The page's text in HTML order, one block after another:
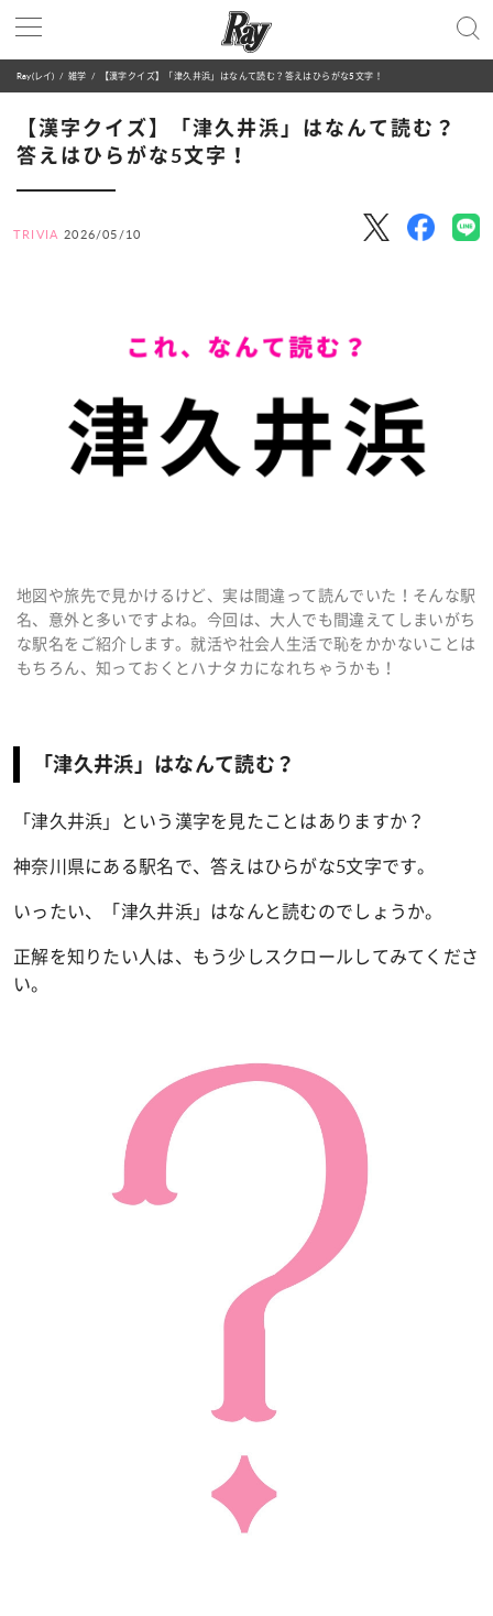
Ray(レイ) 雑学 【漢字クイズ】「津久井浜」はなんて読む？答えはひらがな5文字！
【漢字クイズ】「津久井浜」はなんて読む？
答えはひらがな5文字！
TRIVIA 2026/05/10
地図や旅先で見かけるけど、実は間違って読んでいた！そんな駅
名、意外と多いですよね。今回は、大人でも間違えてしまいがち
な駅名をご紹介します。就活や社会人生活で恥をかかないことは
もちろん、知っておくとハナタカになれちゃうかも！
「津久井浜」はなんて読む？
「津久井浜」という漢字を見たことはありますか？
神奈川県にある駅名で、答えはひらがな5文字です。
いったい、「津久井浜」はなんと読むのでしょうか。
正解を知りたい人は、もう少しスクロールしてみてくださ
い。